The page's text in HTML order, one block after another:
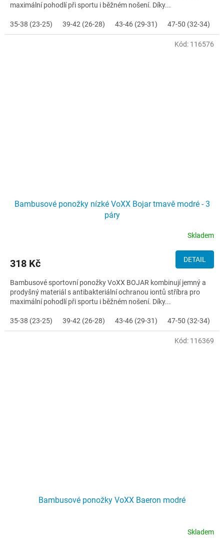
maximální pohodlí při sportu i běžném nošení. Díky...
35-38 (23-25) 39-42 (26-28) 43-46 (29-31) 47-50 (32-34)
Bambusové ponožky nízké VoXX Bojar tmavě modré - 3
páry
Skladem
318 Kč DETAIL
Bambusové sportovní ponožky VoXX BOJAR kombinují jemný a
prodyšný materiál s antibakteriální ochranou iontů stříbra pro
maximální pohodlí při sportu i běžném nošení. Díky...
35-38 (23-25) 39-42 (26-28) 43-46 (29-31) 47-50 (32-34)
Kód: 116576
Bambusové ponožky VoXX Baeron modré
Skladem
Kód: 116369